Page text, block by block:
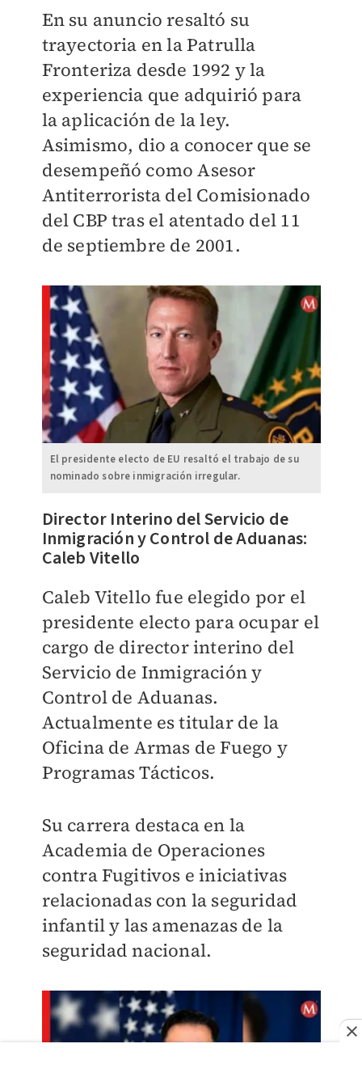
En su anuncio resaltó su
trayectoria en la Patrulla
Fronteriza desde 1992 y la
experiencia que adquirió para
la aplicación de la ley.
Asimismo, dio a conocer que se
desempeñó como Asesor
Antiterrorista del Comisionado
del CBP tras el atentado del 11
de septiembre de 2001.
El presidente electo de EU resaltó el trabajo de su
nominado sobre inmigración irregular.
Director Interino del Servicio de
Inmigración y Control de Aduanas:
Caleb Vitello
Caleb Vitello fue elegido por el
presidente electo para ocupar el
cargo de director interino del
Servicio de Inmigración y
Control de Aduanas.
Actualmente es titular de la
Oficina de Armas de Fuego y
Programas Tácticos.
Su carrera destaca en la
Academia de Operaciones
contra Fugitivos e iniciativas
relacionadas con la seguridad
infantil y las amenazas de la
seguridad nacional.